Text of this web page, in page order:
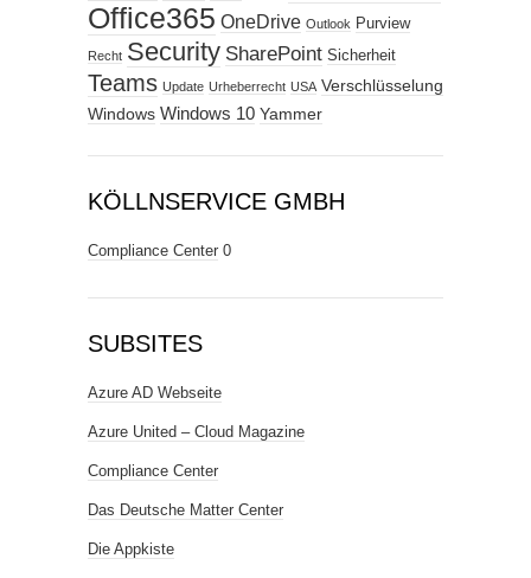
Office365 OneDrive Outlook Purview
Recht Security SharePoint Sicherheit
Teams Update Urheberrecht USA Verschlüsselung
Windows Windows 10 Yammer
KÖLLNSERVICE GMBH
Compliance Center 0
SUBSITES
Azure AD Webseite
Azure United – Cloud Magazine
Compliance Center
Das Deutsche Matter Center
Die Appkiste